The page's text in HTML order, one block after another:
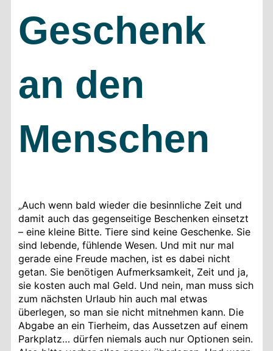
Geschenk
an den
Menschen
„Auch wenn bald wieder die besinnliche Zeit und
damit auch das gegenseitige Beschenken einsetzt
– eine kleine Bitte. Tiere sind keine Geschenke. Sie
sind lebende, fühlende Wesen. Und mit nur mal
gerade eine Freude machen, ist es dabei nicht
getan. Sie benötigen Aufmerksamkeit, Zeit und ja,
sie kosten auch mal Geld. Und nein, man muss sich
zum nächsten Urlaub hin auch mal etwas
überlegen, so man sie nicht mitnehmen kann. Die
Abgabe an ein Tierheim, das Aussetzen auf einem
Parkplatz… dürfen niemals auch nur Optionen sein.